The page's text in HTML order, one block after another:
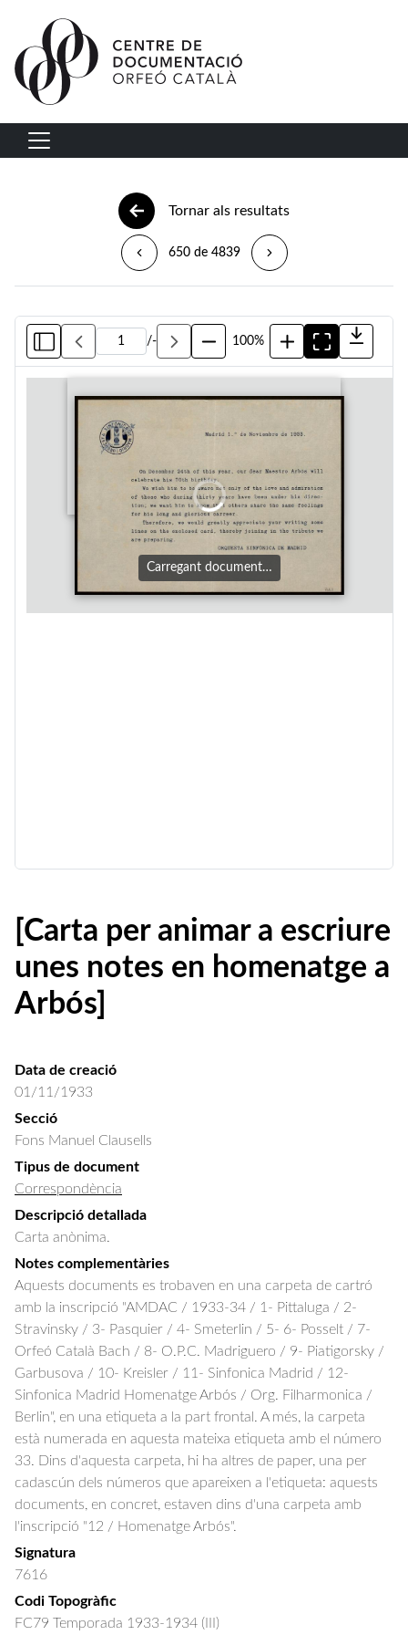
Vés al contingut
Navegació principal
Tornar als resultats
650 de 4839
/- 100%
Carregant document…
[Carta per animar a escriure
unes notes en homenatge a
Arbós]
Data de creació
01/11/1933
Secció
Fons Manuel Clausells
Tipus de document
Correspondència
Descripció detallada
Carta anònima.
Notes complementàries
Aquests documents es trobaven en una carpeta de cartró
amb la inscripció "AMDAC / 1933-34 / 1- Pittaluga / 2-
Stravinsky / 3- Pasquier / 4- Smeterlin / 5- 6- Posselt / 7-
Orfeó Català Bach / 8- O.P.C. Madriguero / 9- Piatigorsky /
Garbusova / 10- Kreisler / 11- Sinfonica Madrid / 12-
Sinfonica Madrid Homenatge Arbós / Org. Filharmonica /
Berlin", en una etiqueta a la part frontal. A més, la carpeta
està numerada en aquesta mateixa etiqueta amb el número
33. Dins d'aquesta carpeta, hi ha altres de paper, una per
cadascún dels números que apareixen a l'etiqueta: aquests
documents, en concret, estaven dins d'una carpeta amb
l'inscripció "12 / Homenatge Arbós".
Signatura
7616
Codi Topogràfic
FC79 Temporada 1933-1934 (III)